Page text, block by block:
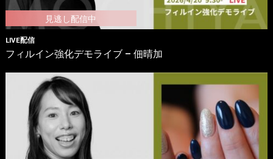
LIVE配信
フィルイン強化デモライブ – 佃晴加